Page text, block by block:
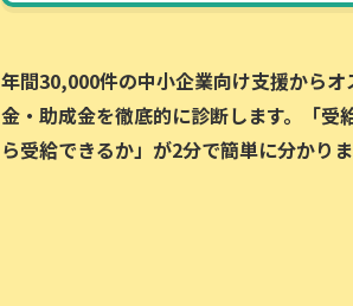
年間30,000件の中小企業向け支援からオ
金・助成金を徹底的に診断します。「受
ら受給できるか」が2分で簡単に分かりま